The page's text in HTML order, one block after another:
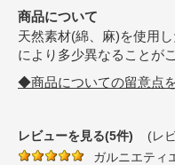
商品について
天然素材(綿、麻)を使用
により多少異なることが
◆商品についての留意点
レビューを見る(5件) (レビ
ガルニエティ